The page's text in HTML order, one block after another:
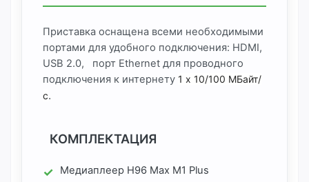
Приставка оснащена всеми необходимыми
портами для удобного подключения: HDMI,
USB 2.0, порт Ethernet для проводного
подключения к интернету 1 x 10/100 МБайт/
с.
КОМПЛЕКТАЦИЯ
Медиаплеер H96 Max M1 Plus